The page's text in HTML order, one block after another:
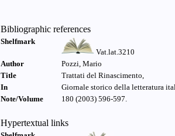
Bibliographic references
Shelfmark
Vat.lat.3210
Author
Pozzi, Mario
Title
Trattati del Rinascimento,
In
Giornale storico della letteratura
Note/Volume
180 (2003) 596-597.
Hypertextual links